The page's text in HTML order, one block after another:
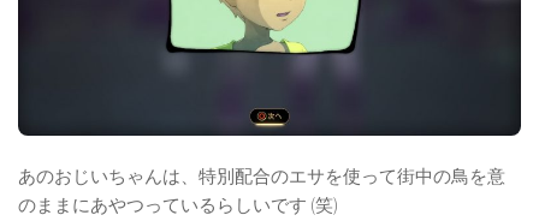
あのおじいちゃんは、特別配合のエサを使って街中の鳥を意
のままにあやつっているらしいです (笑)